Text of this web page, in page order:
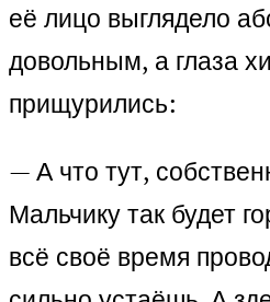
её лицо выглядело
довольным, а глаза
прищурились:
— А что тут,
Мальчику так будет
всё своё время